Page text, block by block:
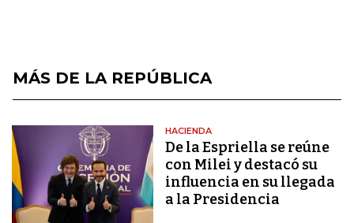
MÁS DE LA REPÚBLICA
HACIENDA
De la Espriella se reúne
con Milei y destacó su
influencia en su llegada
a la Presidencia